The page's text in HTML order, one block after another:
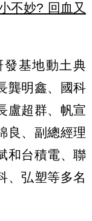
不妙? 回血又
基地動土典
龔明鑫、國科
盧超群、帆宣
良、副總經理
和台積電、聯
、弘塑等多名